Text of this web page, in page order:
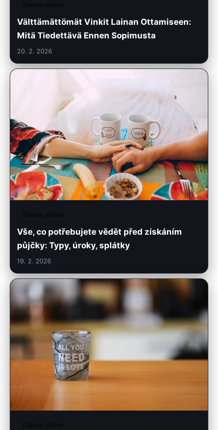
Základy půjček
Välttämättömät Vinkit Lainan Ottamiseen:
Mitä Tiedettävä Ennen Sopimusta
20. 2. 2026
Základy půjček
Vše, co potřebujete vědět před získáním
půjčky: Typy, úroky, splátky
19. 2. 2026
Základy půjček